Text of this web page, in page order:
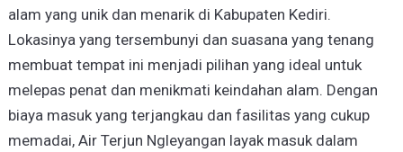
alam yang unik dan menarik di Kabupaten Kediri.
Lokasinya yang tersembunyi dan suasana yang tenang
membuat tempat ini menjadi pilihan yang ideal untuk
melepas penat dan menikmati keindahan alam. Dengan
biaya masuk yang terjangkau dan fasilitas yang cukup
memadai, Air Terjun Ngleyangan layak masuk dalam